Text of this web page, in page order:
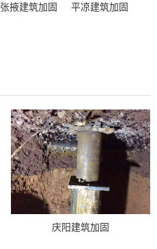
张掖建筑加固
平凉建筑加固
庆阳建筑加固